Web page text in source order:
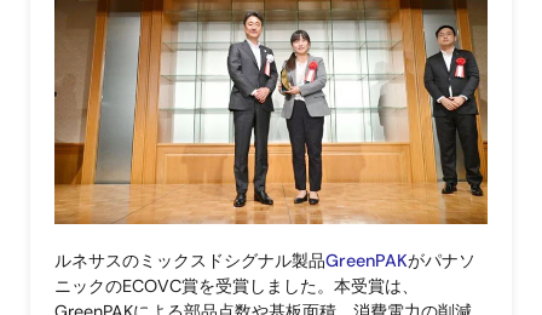
ルネサスのミックスドシグナル製品GreenPAKがパナソ
ニックのECOVC賞を受賞しました。本受賞は、